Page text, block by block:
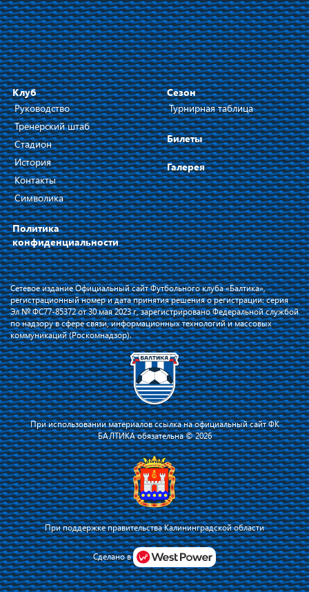
Я соглашаюсь с тем, что владелец сайта использует файлы cookie для
повышения удобства работы на сайте и сервис Яндекс.Метрика. Оставаясь
на сайте, я соглашаюсь сполитикой их применения.
Принять
Клуб
Руководство
Тренерский штаб
Стадион
История
Контакты
Символика
Политика
конфиденциальности
Сезон
Турнирная таблица
Билеты
Галерея
Сетевое издание Официальный сайт Футбольного клуба «Балтика»,
регистрационный номер и дата принятия решения о регистрации: серия
Эл № ФС77-85372 от 30 мая 2023 г, зарегистрировано Федеральной службой
по надзору в сфере связи, информационных технологий и массовых
коммуникаций (Роскомнадзор).
При использовании материалов ссылка на официальный сайт ФК
БАЛТИКА обязательна © 2026
При поддержке правительства Калининградской области
Сделано в